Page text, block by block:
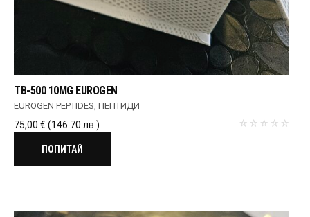
TB-500 10MG EUROGEN
EUROGEN PEPTIDES ,ПЕПТИДИ
75,00 € (146.70 лв.)
ПОПИТАЙ